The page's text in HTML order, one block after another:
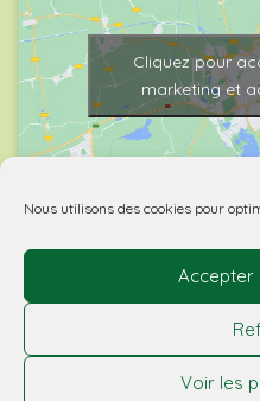
Nous utilisons des cookies pour
Accepter
Voir les
Cliquez pour
marketing et
© 2026 Biovino |
L’abus d’alcool est